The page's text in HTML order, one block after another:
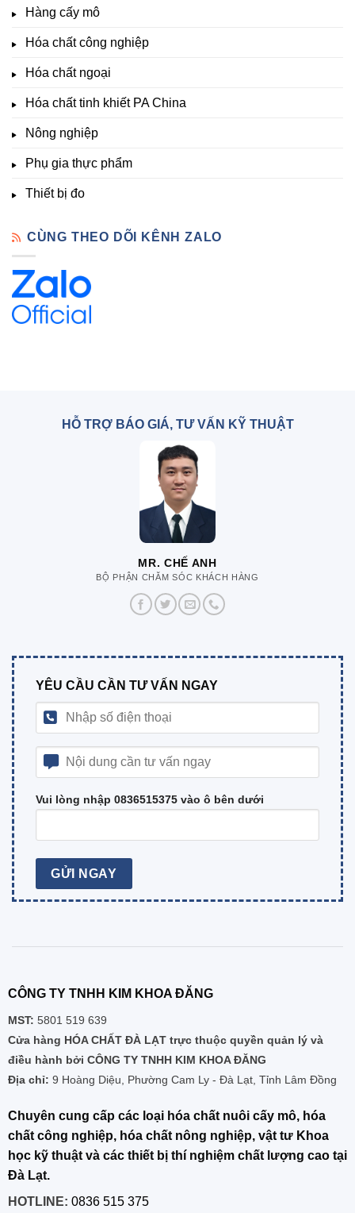
Chất
Hàng cấy mô
Hóa chất công nghiệp
Hóa chất ngoại
Hóa chất tinh khiết PA China
Nông nghiệp
Phụ gia thực phẩm
Thiết bị đo
CÙNG THEO DÕI KÊNH ZALO
HỖ TRỢ BÁO GIÁ, TƯ VẤN KỸ THUẬT
MR. CHẾ ANH
BỘ PHẬN CHĂM SÓC KHÁCH HÀNG
YÊU CẦU CẦN TƯ VẤN NGAY
Vui lòng nhập 0836515375 vào ô bên dưới
CÔNG TY TNHH KIM KHOA ĐĂNG
MST: 5801 519 639
Cửa hàng HÓA CHẤT ĐÀ LẠT trực thuộc quyền quản lý và
điều hành bởi CÔNG TY TNHH KIM KHOA ĐĂNG
Địa chỉ: 9 Hoàng Diệu, Phường Cam Ly - Đà Lạt, Tỉnh Lâm Đồng
Chuyên cung cấp các loại hóa chất nuôi cấy mô, hóa
chất công nghiệp, hóa chất nông nghiệp, vật tư Khoa
học kỹ thuật và các thiết bị thí nghiệm chất lượng cao tại
Đà Lạt.
HOTLINE: 0836 515 375